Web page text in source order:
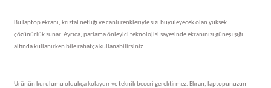
Bu laptop ekranı, kristal netliği ve canlı renkleriyle sizi büyüleyecek olan yüksek
çözünürlük sunar. Ayrıca, parlama önleyici teknolojisi sayesinde ekranınızı güneş ışığı
altında kullanırken bile rahatça kullanabilirsiniz.
Ürünün kurulumu oldukça kolaydır ve teknik beceri gerektirmez. Ekran, laptopunuzun